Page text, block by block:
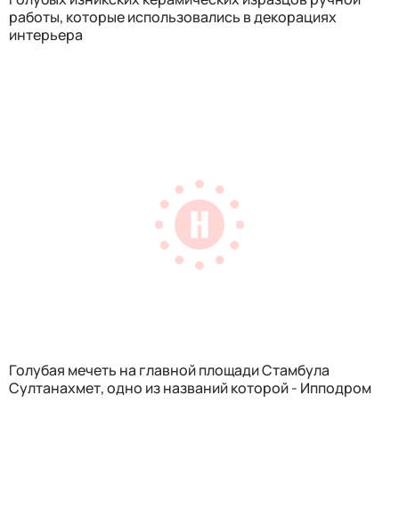
работы, которые использовались в декорациях
интерьера
Голубая мечеть на главной площади Стамбула
Султанахмет, одно из названий которой - Ипподром